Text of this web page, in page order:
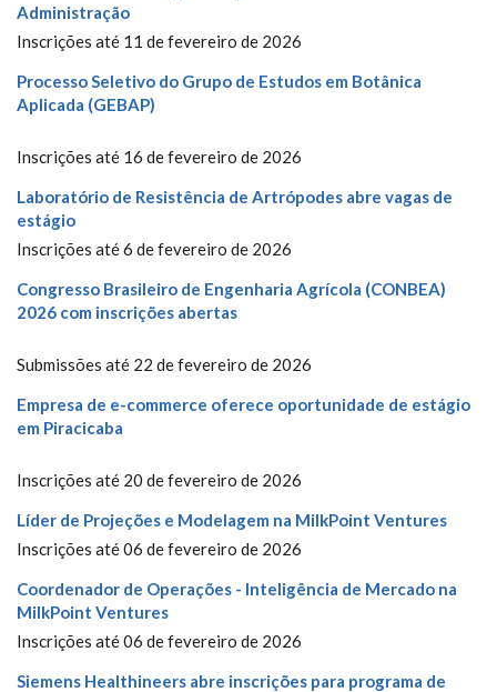
Administração
Inscrições até 11 de fevereiro de 2026
Processo Seletivo do Grupo de Estudos em Botânica
Aplicada (GEBAP)
Inscrições até 16 de fevereiro de 2026
Laboratório de Resistência de Artrópodes abre vagas de
estágio
Inscrições até 6 de fevereiro de 2026
Congresso Brasileiro de Engenharia Agrícola (CONBEA)
2026 com inscrições abertas
Submissões até 22 de fevereiro de 2026
Empresa de e-commerce oferece oportunidade de estágio
em Piracicaba
Inscrições até 20 de fevereiro de 2026
Líder de Projeções e Modelagem na MilkPoint Ventures
Inscrições até 06 de fevereiro de 2026
Coordenador de Operações - Inteligência de Mercado na
MilkPoint Ventures
Inscrições até 06 de fevereiro de 2026
Siemens Healthineers abre inscrições para programa de